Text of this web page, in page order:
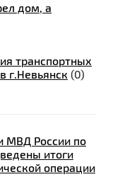
дом, а
транспортных
г.Невьянск (0)
МВД России по
итоги
операции